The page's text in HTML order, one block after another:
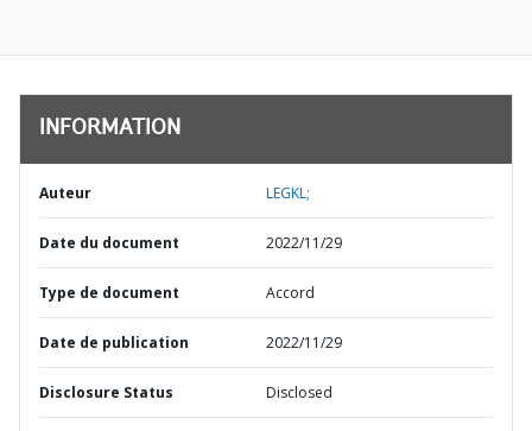
INFORMATION
Auteur LEGKL;
Date du document 2022/11/29
Type de document Accord
Date de publication 2022/11/29
Disclosure Status Disclosed